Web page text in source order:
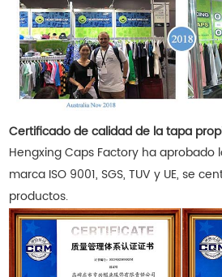
Certificado de calidad de la tapa
Hengxing Caps Factory ha aprobado
marca ISO 9001, SGS, TUV y UE, se
productos.